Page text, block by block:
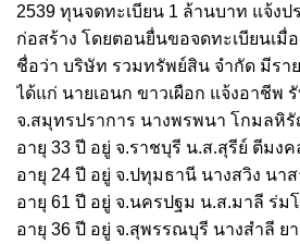
2539 ทุนจดทะเบียน 1 ล้านบาท แจ้งป
ก่อสร้าง โดยตอนยื่นขอจดทะเบียนเมื่
ชื่อว่า บริษัท รวมทรัพย์สิน จำกัด มีรา
ได้แก่ นายเอนก ขาวเผือก แจ้งอาชีพ
จ.สมุทรปราการ นางพรพนา โกมลหิ
อายุ 33 ปี อยู่ จ.ราชบุรี น.ส.สุรีย์ ตีมง
อายุ 24 ปี อยู่ จ.ปทุมธานี นางสวิง นา
อายุ 61 ปี อยู่ จ.นครปฐม น.ส.มาลี ร่ม
อายุ 36 ปี อยู่ จ.สุพรรณบุรี นางสำลี ย